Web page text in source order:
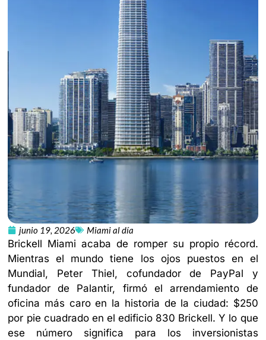
junio 19, 2026 Miami al día
Brickell Miami acaba de romper su propio récord.
Mientras el mundo tiene los ojos puestos en el
Mundial, Peter Thiel, cofundador de PayPal y
fundador de Palantir, firmó el arrendamiento de
oficina más caro en la historia de la ciudad: $250
por pie cuadrado en el edificio 830 Brickell. Y lo que
ese número significa para los inversionistas